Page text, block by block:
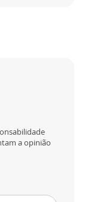
a opinião